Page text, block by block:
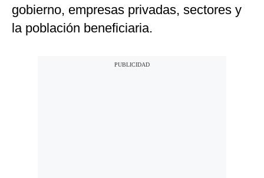
gobierno, empresas privadas, sectores y
la población beneficiaria.